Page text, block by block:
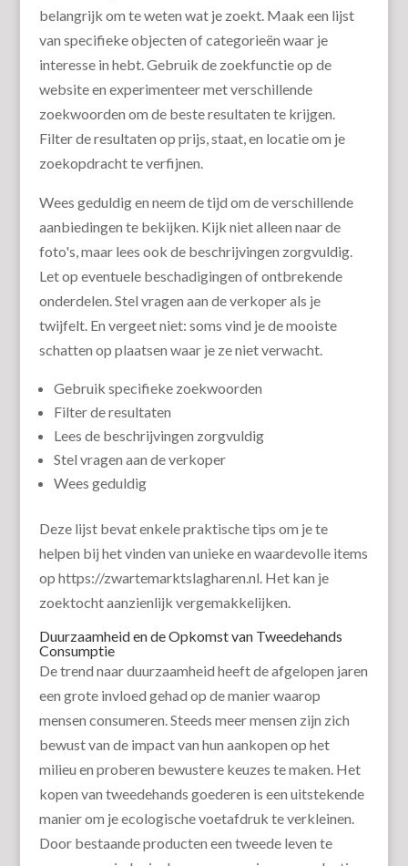
belangrijk om te weten wat je zoekt. Maak een lijst
van specifieke objecten of categorieën waar je
interesse in hebt. Gebruik de zoekfunctie op de
website en experimenteer met verschillende
zoekwoorden om de beste resultaten te krijgen.
Filter de resultaten op prijs, staat, en locatie om je
zoekopdracht te verfijnen.
Wees geduldig en neem de tijd om de verschillende
aanbiedingen te bekijken. Kijk niet alleen naar de
foto's, maar lees ook de beschrijvingen zorgvuldig.
Let op eventuele beschadigingen of ontbrekende
onderdelen. Stel vragen aan de verkoper als je
twijfelt. En vergeet niet: soms vind je de mooiste
schatten op plaatsen waar je ze niet verwacht.
Gebruik specifieke zoekwoorden
Filter de resultaten
Lees de beschrijvingen zorgvuldig
Stel vragen aan de verkoper
Wees geduldig
Deze lijst bevat enkele praktische tips om je te
helpen bij het vinden van unieke en waardevolle items
op https://zwartemarktslagharen.nl. Het kan je
zoektocht aanzienlijk vergemakkelijken.
Duurzaamheid en de Opkomst van Tweedehands
Consumptie
De trend naar duurzaamheid heeft de afgelopen jaren
een grote invloed gehad op de manier waarop
mensen consumeren. Steeds meer mensen zijn zich
bewust van de impact van hun aankopen op het
milieu en proberen bewustere keuzes te maken. Het
kopen van tweedehands goederen is een uitstekende
manier om je ecologische voetafdruk te verkleinen.
Door bestaande producten een tweede leven te